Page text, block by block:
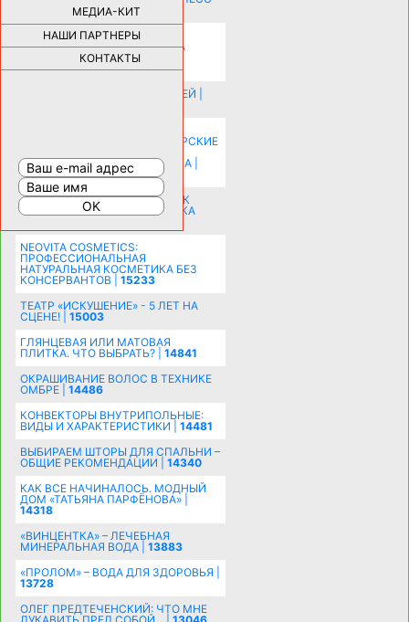
МЕДИА-КИТ
НАШИ ПАРТНЕРЫ
КОНТАКТЫ
НА АВТОМОБИЛЕ |69189
НОВЫЕ РАЗРАБОТКИ ДЛЯ
ОЗДОРОВЛЕНИЯ ОРГАНИЗМА
ПЛАТФОРМА ШУМАННА 3Д И
КАПСУЛА ЗДОРОВЬЯ |28297
ИСТОРИЯ НАКЛАДНЫХ НОГТЕЙ |
КОМНАТУ: ХИТРЫЕ ДИЗАЙНЕРСКИЕ
РАСШИРЕНИЯ ПРОСТРАНСТВА |
16206
СОБИРАЕМСЯ НА ПРАЗДНИК К
МОЛОДОЖЕНАМ: ПОДГОТОВКА
NEOVITA COSMETICS:
ПРОФЕССИОНАЛЬНАЯ
НАТУРАЛЬНАЯ КОСМЕТИКА БЕЗ
КОНСЕРВАНТОВ | 15233
ТЕАТР «ИСКУШЕНИЕ» - 5 ЛЕТ НА
СЦЕНЕ! | 15003
ГЛЯНЦЕВАЯ ИЛИ МАТОВАЯ
ПЛИТКА. ЧТО ВЫБРАТЬ? | 14841
ОКРАШИВАНИЕ ВОЛОС В ТЕХНИКЕ
ОМБРЕ | 14486
КОНВЕКТОРЫ ВНУТРИПОЛЬНЫЕ:
ВИДЫ И ХАРАКТЕРИСТИКИ | 14481
ВЫБИРАЕМ ШТОРЫ ДЛЯ СПАЛЬНИ –
ОБЩИЕ РЕКОМЕНДАЦИИ | 14340
КАК ВСЕ НАЧИНАЛОСЬ. МОДНЫЙ
ДОМ «ТАТЬЯНА ПАРФЁНОВА» |
14318
«ВИНЦЕНТКА» – ЛЕЧЕБНАЯ
МИНЕРАЛЬНАЯ ВОДА | 13883
«ПРОЛОМ» – ВОДА ДЛЯ ЗДОРОВЬЯ |
13728
ОЛЕГ ПРЕДТЕЧЕНСКИЙ: ЧТО МНЕ